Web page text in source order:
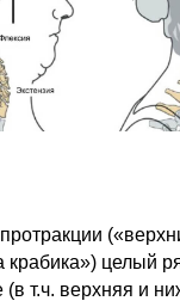
крабика») целый
т.ч. верхняя и